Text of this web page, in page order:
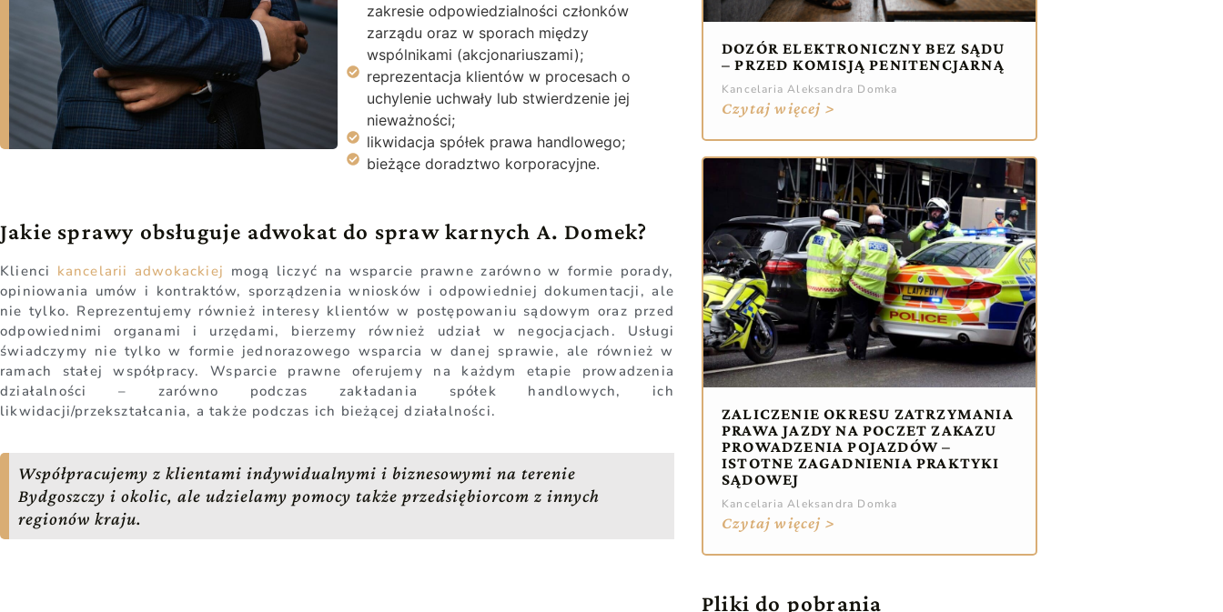
zakresie odpowiedzialności członków
zarządu oraz w sporach między
wspólnikami (akcjonariuszami);
reprezentacja klientów w procesach o
uchylenie uchwały lub stwierdzenie jej
nieważności;
likwidacja spółek prawa handlowego;
bieżące doradztwo korporacyjne.
Jakie sprawy obsługuje adwokat do spraw karnych A. Domek?
Klienci kancelarii adwokackiej mogą liczyć na wsparcie prawne zarówno w formie porady,
opiniowania umów i kontraktów, sporządzenia wniosków i odpowiedniej dokumentacji, ale
nie tylko. Reprezentujemy również interesy klientów w postępowaniu sądowym oraz przed
odpowiednimi organami i urzędami, bierzemy również udział w negocjacjach. Usługi
świadczymy nie tylko w formie jednorazowego wsparcia w danej sprawie, ale również w
ramach stałej współpracy. Wsparcie prawne oferujemy na każdym etapie prowadzenia
działalności – zarówno podczas zakładania spółek handlowych, ich
likwidacji/przekształcania, a także podczas ich bieżącej działalności.
Współpracujemy z klientami indywidualnymi i biznesowymi na terenie
Bydgoszczy i okolic, ale udzielamy pomocy także przedsiębiorcom z innych
regionów kraju.
DOZÓR ELEKTRONICZNY BEZ SĄDU
– PRZED KOMISJĄ PENITENCJARNĄ
Kancelaria Aleksandra Domka
Czytaj więcej >
ZALICZENIE OKRESU ZATRZYMANIA
PRAWA JAZDY NA POCZET ZAKAZU
PROWADZENIA POJAZDÓW –
ISTOTNE ZAGADNIENIA PRAKTYKI
SĄDOWEJ
Kancelaria Aleksandra Domka
Czytaj więcej >
Pliki do pobrania